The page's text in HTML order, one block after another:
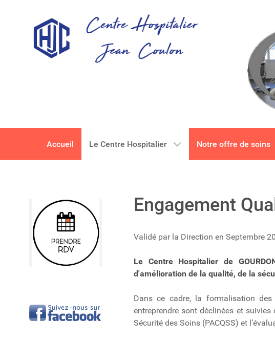
Accueil Le Centre Hospitalier Notre offre de soins
Engagement
Validé par la Direction en Septembre
Le Centre Hospitalier de
d'amélioration de la qualité, de la
Dans ce cadre, la formalisation
entreprendre sont déclinées et
Sécurité des Soins (PACQSS) et